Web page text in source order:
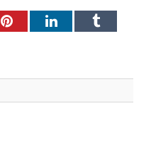
PinterestLinkedInTumblr